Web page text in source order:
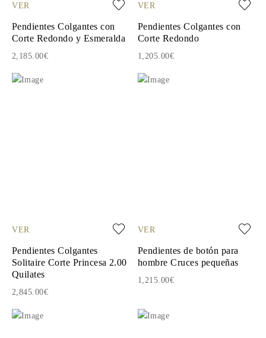
VER
Pendientes Colgantes con
Corte Redondo y Esmeralda
2,185.00€
VER
Pendientes Colgantes con
Corte Redondo
1,205.00€
VER
Pendientes Colgantes
Solitaire Corte Princesa 2.00
Quilates
2,845.00€
VER
Pendientes de botón para
hombre Cruces pequeñas
1,215.00€